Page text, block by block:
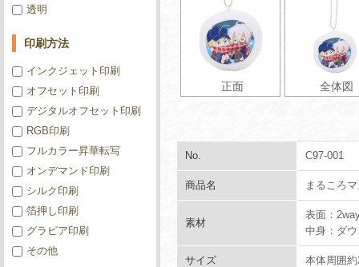
正面 全体図
No. C97-001
商品名 まるころ
素材
表面：
中身：ダ
サイズ 本体周囲
透明
印刷方法
インクジェット印刷
オフセット印刷
デジタルオフセット印刷
RGB印刷
フルカラー昇華転写
オンデマンド印刷
シルク印刷
箔押し印刷
グラビア印刷
その他